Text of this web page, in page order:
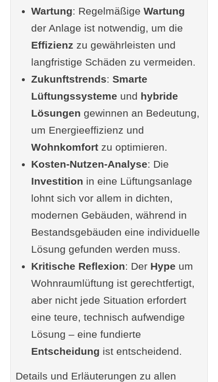
Kritische Betrachtung: Ist die
flächendeckende Einführung
von Lüftungsanlagen wirklich
notwendig?
Arten von
Wohnraumlüftungssystemen
Freie Lüftung (natürliche
Lüftung)
Funktionsweise und
Anwendungsbereiche
Vor- und Nachteile
Kritische Sicht: Kann
natürliche Lüftung
mechanische Systeme
ersetzen?
Abluftanlagen
Wie funktioniert eine
Abluftanlage?
Typische Einsatzgebiete
und Vorteile
Wartung und
Wartung: Regelmäßige Wartung
der Anlage ist notwendig, um die
Effizienz zu gewährleisten und
langfristige Schäden zu vermeiden.
Zukunftstrends: Smarte
Lüftungssysteme und hybride
Lösungen gewinnen an Bedeutung,
um Energieeffizienz und
Wohnkomfortzu optimieren.
Kosten-Nutzen-Analyse: Die
Investition in eine Lüftungsanlage
lohnt sich vor allem in dichten,
modernen Gebäuden, während in
Bestandsgebäuden eine individuelle
Lösung gefunden werden muss.
Kritische Reflexion: Der Hype um
Wohnraumlüftung ist gerechtfertigt,
aber nicht jede Situation erfordert
eine teure, technisch aufwendige
Lösung – eine fundierte
Entscheidung ist entscheidend.
Details und Erläuterungen zu allen